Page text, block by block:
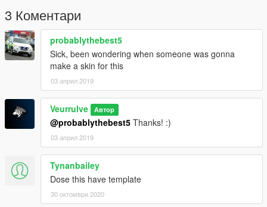
3 Коментари
probablythebest5
Sick, been wondering when someone was gonna
make a skin for this
03 април 2019
Veurrulve Автор
@probablythebest5 Thanks! :)
03 април 2019
Tynanbailey
Dose this have template
30 октомври 2020